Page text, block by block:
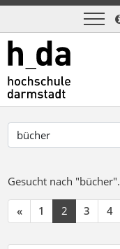
Gesucht nach "bücher".
« 1 2 3 4